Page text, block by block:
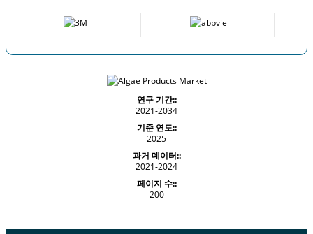
연구 기간::
2021-2034
기준 연도::
2025
과거 데이터::
2021-2024
페이지 수::
200